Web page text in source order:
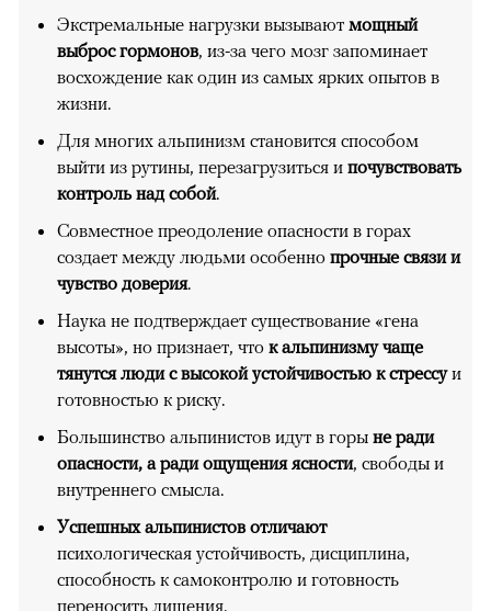
Экстремальные нагрузки вызывают мощный
выброс гормонов, из-за чего мозг запоминает
восхождение как один из самых ярких опытов в
жизни.
Для многих альпинизм становится способом
выйти из рутины, перезагрузиться и почувствовать
контроль над собой.
Совместное преодоление опасности в горах
создает между людьми особенно прочные связи и
чувство доверия.
Наука не подтверждает существование «гена
высоты», но признает, что к альпинизму чаще
тянутся люди с высокой устойчивостью к стрессуи
готовностью к риску.
Большинство альпинистов идут в горы не ради
опасности, а ради ощущения ясности, свободы и
внутреннего смысла.
Успешных альпинистов отличают
психологическая устойчивость, дисциплина,
способность к самоконтролю и готовность
переносить лишения.